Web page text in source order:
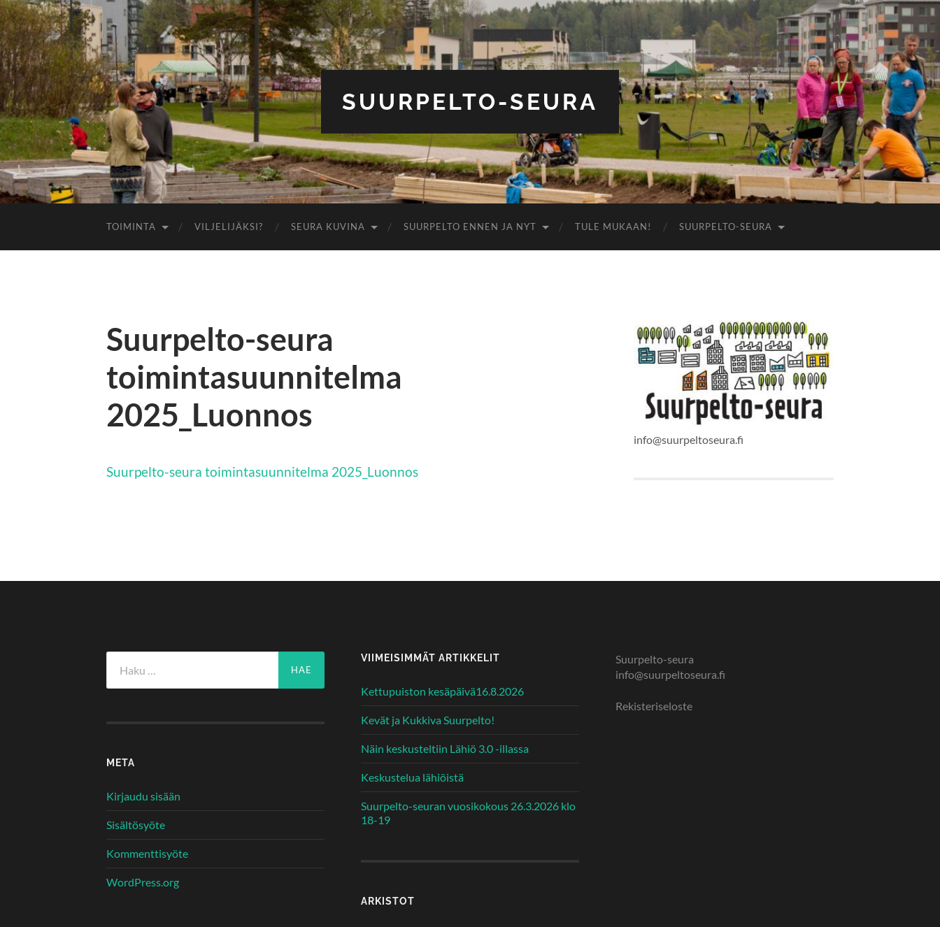
SUURPELTO-SEURA
TOIMINTA VILJELIJÄKSI? SEURA KUVINA SUURPELTO ENNEN JA NYT TULE MUKAAN! SUURPELTO-SEURA
Suurpelto-seura
toimintasuunnitelma
2025_Luonnos
Suurpelto-seura toimintasuunnitelma 2025_Luonnos
info@suurpeltoseura.fi
META
Kirjaudu sisään
Sisältösyöte
Kommenttisyöte
WordPress.org
VIIMEISIMMÄT ARTIKKELIT
Kettupuiston kesäpäivä16.8.2026
Kevät ja Kukkiva Suurpelto!
Näin keskusteltiin Lähiö 3.0 -illassa
Keskustelua lähiöistä
Suurpelto-seuran vuosikokous 26.3.2026 klo
18-19
ARKISTOT
Suurpelto-seura
info@suurpeltoseura.fi
Rekisteriseloste